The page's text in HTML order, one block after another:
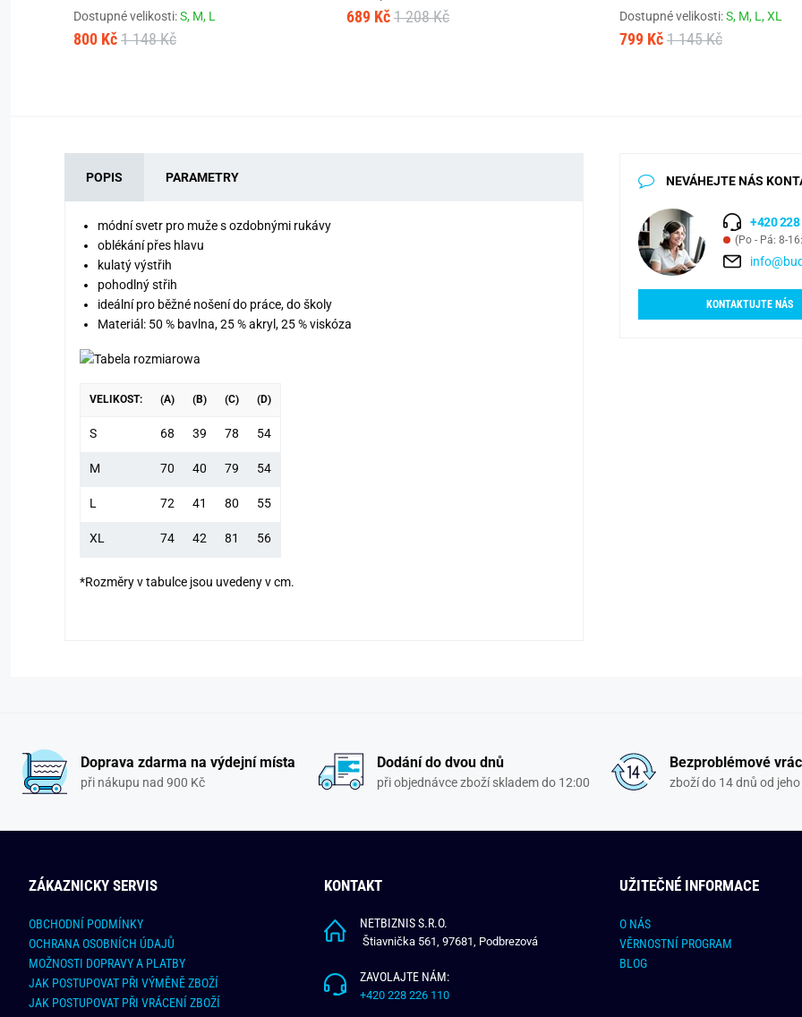
Dostupné velikosti:S, M, L
800 Kč 1 148 Kč
689 Kč 1 208 Kč Dostupné velikosti:S, M, L,XL
799 Kč 1 145 Kč
POPIS PARAMETRY
módní svetr pro muže s ozdobnými rukávy
oblékání přes hlavu
kulatý výstřih
pohodlný střih
ideální pro běžné nošení do práce, do školy
Materiál: 50 % bavlna, 25 % akryl, 25 % viskóza
VELIKOST: (A) (B) (C) (D)
S 68 39 78 54
M 70 40 79 54
L 72 41 80 55
XL 74 42 81 56
*Rozměry v tabulce jsou uvedeny v cm.
NEVÁHEJTE NÁS
+420 228
(Po - Pá: 8-
KONTAKTUJTE NÁS
Doprava zdarma na výdejní místa
při nákupu nad 900 Kč
Dodání do dvou dnů
při objednávce zboží skladem do 12:00
Bezproblémové
zboží do 14 dnů od
ZÁKAZNICKY SERVIS
OBCHODNÍ PODMÍNKY
OCHRANA OSOBNÍCH ÚDAJŮ
MOŽNOSTI DOPRAVY A PLATBY
JAK POSTUPOVAT PŘI VÝMĚNĚ ZBOŽÍ
JAK POSTUPOVAT PŘI VRÁCENÍ ZBOŽÍ
KONTAKT
NETBIZNIS S.R.O.
Štiavnička 561, 97681, Podbrezová
ZAVOLAJTE NÁM:
+420 228 226 110
UŽITEČNÉ INFORMACE
O NÁS
VĚRNOSTNÍ PROGRAM
BLOG